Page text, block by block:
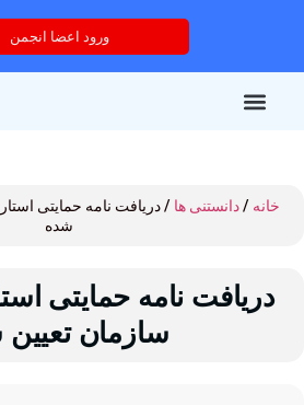
ورود اعضا انجمن
خانه /دانستنی ها / دریافت نامه حمایتی
شده
دریافت نامه حمایتی
سازمان